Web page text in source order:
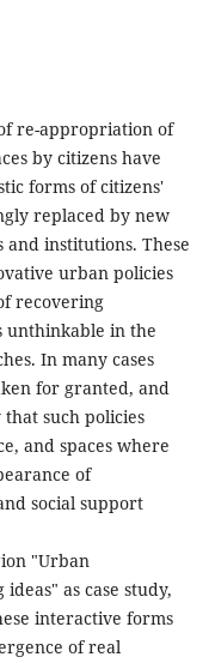
re-appropriation of
by citizens have
forms of citizens'
replaced by new
institutions. These
urban policies
recovering
unthinkable in the
In many cases
for granted, and
such policies
and spaces where
of
social support
"Urban
as case study,
interactive forms
of real